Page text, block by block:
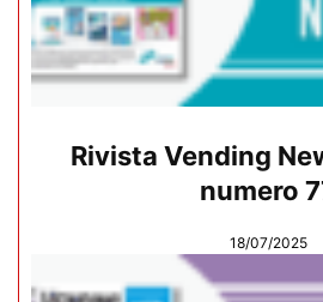
Rivista Vending
numero
18/07/2025